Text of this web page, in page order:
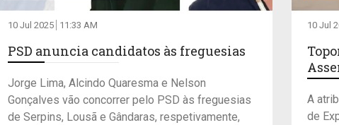
10 Jul 2025 11:33 AM
PSD anuncia candidatos às freguesias
Jorge Lima, Alcindo Quaresma e Nelson
Gonçalves vão concorrer pelo PSD às freguesias
de Serpins, Lousã e Gândaras, respetivamente,
10 Jul
A
de